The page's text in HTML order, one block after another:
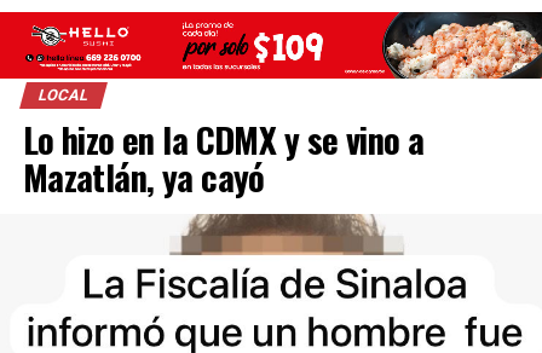
LOCAL
Lo hizo en la CDMX y se vino a
Mazatlán, ya cayó